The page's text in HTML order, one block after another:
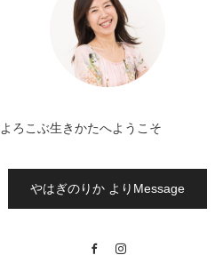
ろこぶ生きかたへようこそ
やはぎのりか よりMessage